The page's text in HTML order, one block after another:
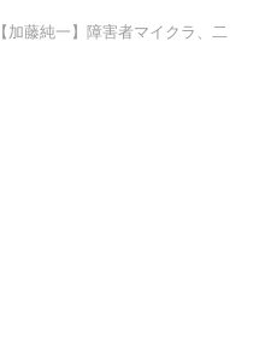
【加藤純一】障害者マイクラ、二